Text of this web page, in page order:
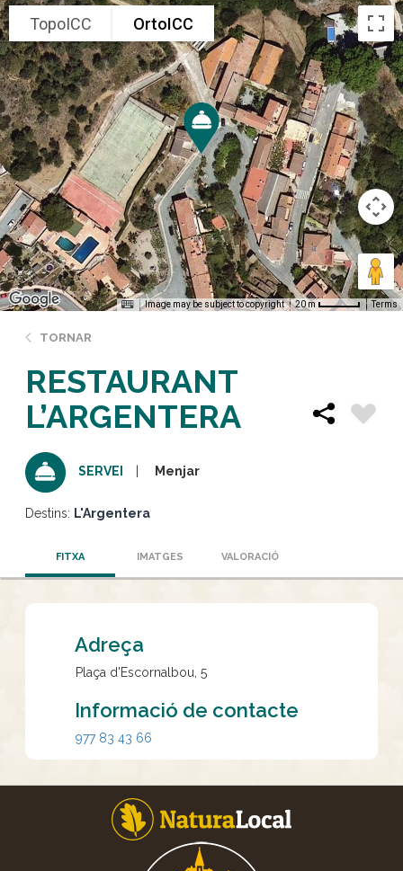
TopoICC OrtoICC
Image may be subject to copyright 20 m Terms
TORNAR
RESTAURANT
L’ARGENTERA
SERVEI Menjar
Destins: L'Argentera
FITXA IMATGES VALORACIÓ
Adreça
Plaça d'Escornalbou, 5
Informació de contacte
977 83 43 66